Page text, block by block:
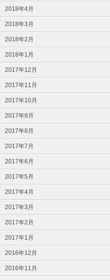
2018年4月
2018年3月
2018年2月
2018年1月
2017年12月
2017年11月
2017年10月
2017年9月
2017年8月
2017年7月
2017年6月
2017年5月
2017年4月
2017年3月
2017年2月
2017年1月
2016年12月
2016年11月